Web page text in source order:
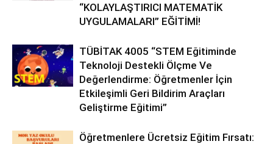
“KOLAYLAŞTIRICI MATEMATİK
UYGULAMALARI” EĞİTİMİ!
TÜBİTAK 4005 “STEM Eğitiminde
Teknoloji Destekli Ölçme Ve
Değerlendirme: Öğretmenler İçin
Etkileşimli Geri Bildirim Araçları
Geliştirme Eğitimi”
Öğretmenlere Ücretsiz Eğitim Fırsatı: